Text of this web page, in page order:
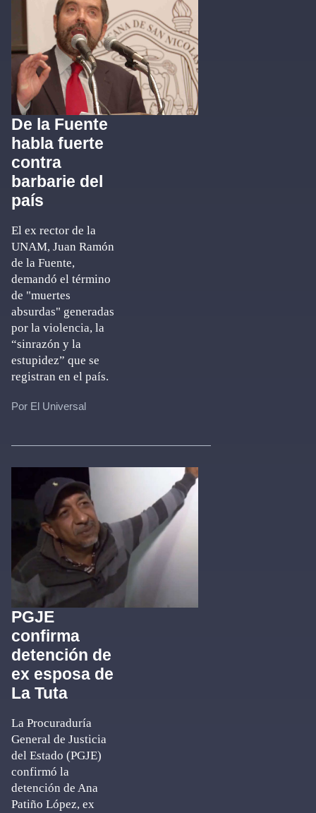
De la Fuente
habla fuerte
contra
barbarie del
país
El ex rector de la
UNAM, Juan Ramón
de la Fuente,
demandó el término
de "muertes
absurdas" generadas
por la violencia, la
“sinrazón y la
estupidez” que se
registran en el país.
Por El Universal
PGJE
confirma
detención de
ex esposa de
La Tuta
La Procuraduría
General de Justicia
del Estado (PGJE)
confirmó la
detención de Ana
Patiño López, ex